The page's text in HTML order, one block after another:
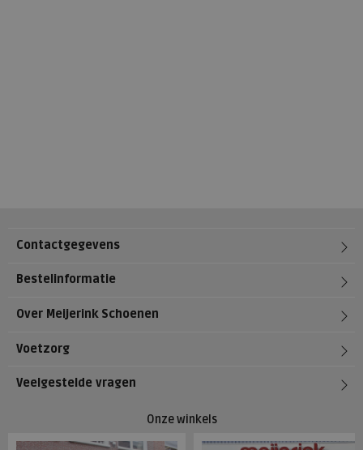
Contactgegevens
Bestelinformatie
Over Meijerink Schoenen
Voetzorg
Veelgestelde vragen
Onze winkels